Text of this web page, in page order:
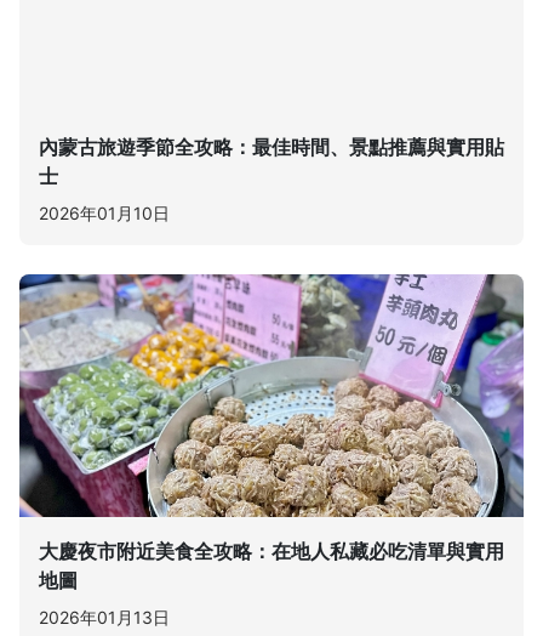
內蒙古旅遊季節全攻略：最佳時間、景點推薦與實用貼
士
2026年01月10日
大慶夜市附近美食全攻略：在地人私藏必吃清單與實用
地圖
2026年01月13日